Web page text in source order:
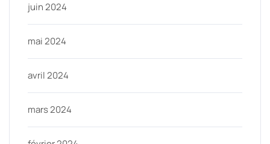
juin 2024
mai 2024
avril 2024
mars 2024